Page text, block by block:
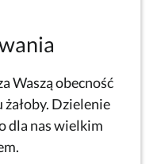
Waszą obecność
Dzielenie
dla nas wielkim